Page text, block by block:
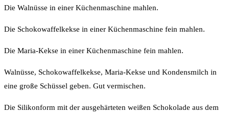
Die Walnüsse in einer Küchenmaschine mahlen.
Die Schokowaffelkekse in einer Küchenmaschine fein mahlen.
Die Maria-Kekse in einer Küchenmaschine fein mahlen.
Walnüsse, Schokowaffelkekse, Maria-Kekse und Kondensmilch in
eine große Schüssel geben. Gut vermischen.
Die Silikonform mit der ausgehärteten weißen Schokolade aus dem